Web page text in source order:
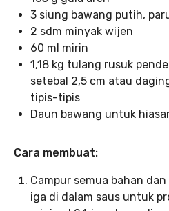
3 siung bawang putih,
2 sdm minyak wijen
60 ml mirin
1,18 kg tulang rusuk
setebal 2,5 cm atau
tipis-tipis
Daun bawang untuk
Cara membuat:
Campur semua bahan
iga di dalam saus untuk